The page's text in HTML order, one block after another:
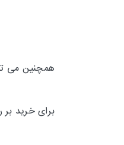
همچنین می
برای خرید